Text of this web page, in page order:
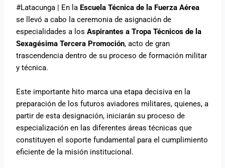
#Latacunga | En la Escuela Técnica de la Fuerza Aérea
se llevó a cabo la ceremonia de asignación de
especialidades a losAspirantes a Tropa Técnicos de la
Sexagésima Tercera Promoción, acto de gran
trascendencia dentro de su proceso de formación militar
y técnica.
Este importante hito marca una etapa decisiva en la
preparación de los futuros aviadores militares, quienes, a
partir de esta designación, iniciarán su proceso de
especialización en las diferentes áreas técnicas que
constituyen el soporte fundamental para el cumplimiento
eficiente de la misión institucional.